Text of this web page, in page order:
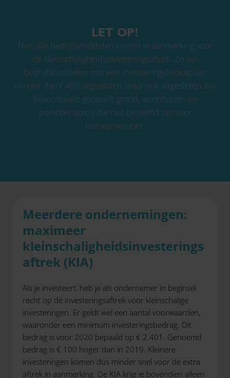
LET OP!
Niet alle bedrijfsmiddelen komen in aanmerking voor
de kleinschaligheidsinvesteringsaftrek. Zo zijn
bedrijfsmiddelen met een investeringsbedrag van
minder dan € 450 uitgesloten, maar ook uitgesloten zijn
bijvoorbeeld goodwill, grond, woonhuizen en
personenauto’s die niet bestemd zijn voor
beroepsvervoer.
Meerdere ondernemingen:
maximeer
kleinschaligheidsinvesterings
aftrek (KIA)
Als je investeert, heb je als ondernemer in beginsel
recht op de investeringsaftrek voor kleinschalige
investeringen. Er geldt wel een aantal voorwaarden,
waaronder een minimum investeringsbedrag. Dit
bedrag is voor 2020 bepaald op € 2.401. Genoemd
bedrag is € 100 hoger dan in 2019. Kleinere
investeringen komen dus minder snel voor de extra
aftrek in aanmerking. De KIA krijg je bovendien alleen